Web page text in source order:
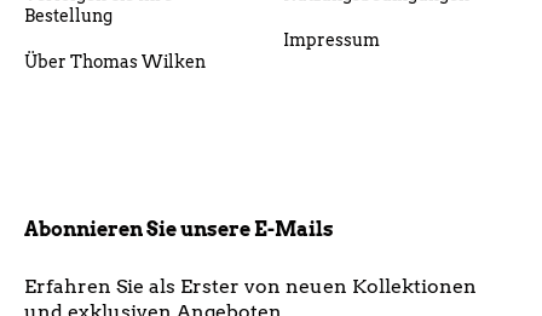
Bestellung
Über Thomas Wilken
Impressum
Abonnieren Sie unsere E-Mails
Erfahren Sie als Erster von neuen Kollektionen